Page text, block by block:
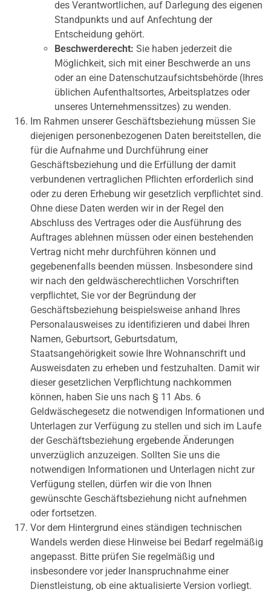
des Verantwortlichen, auf Darlegung des eigenen
Standpunkts und auf Anfechtung der
Entscheidung gehört.
Beschwerderecht: Sie haben jederzeit die
Möglichkeit, sich mit einer Beschwerde an uns
oder an eine Datenschutzaufsichtsbehörde (Ihres
üblichen Aufenthaltsortes, Arbeitsplatzes oder
unseres Unternehmenssitzes) zu wenden.
Im Rahmen unserer Geschäftsbeziehung müssen Sie
diejenigen personenbezogenen Daten bereitstellen, die
für die Aufnahme und Durchführung einer
Geschäftsbeziehung und die Erfüllung der damit
verbundenen vertraglichen Pﬂichten erforderlich sind
oder zu deren Erhebung wir gesetzlich verpﬂichtet sind.
Ohne diese Daten werden wir in der Regel den
Abschluss des Vertrages oder die Ausführung des
Auftrages ablehnen müssen oder einen bestehenden
Vertrag nicht mehr durchführen können und
gegebenenfalls beenden müssen. Insbesondere sind
wir nach den geldwäscherechtlichen Vorschriften
verpﬂichtet, Sie vor der Begründung der
Geschäftsbeziehung beispielsweise anhand Ihres
Personalausweises zu identiﬁzieren und dabei Ihren
Namen, Geburtsort, Geburtsdatum,
Staatsangehörigkeit sowie Ihre Wohnanschrift und
Ausweisdaten zu erheben und festzuhalten. Damit wir
dieser gesetzlichen Verpflichtung nachkommen
können, haben Sie uns nach § 11 Abs. 6
Geldwäschegesetz die notwendigen Informationen und
Unterlagen zur Verfügung zu stellen und sich im Laufe
der Geschäftsbeziehung ergebende Änderungen
unverzüglich anzuzeigen. Sollten Sie uns die
notwendigen Informationen und Unterlagen nicht zur
Verfügung stellen, dürfen wir die von Ihnen
gewünschte Geschäftsbeziehung nicht aufnehmen
oder fortsetzen.
Vor dem Hintergrund eines ständigen technischen
Wandels werden diese Hinweise bei Bedarf regelmäßig
angepasst. Bitte prüfen Sie regelmäßig und
insbesondere vor jeder Inanspruchnahme einer
Dienstleistung, ob eine aktualisierte Version vorliegt.